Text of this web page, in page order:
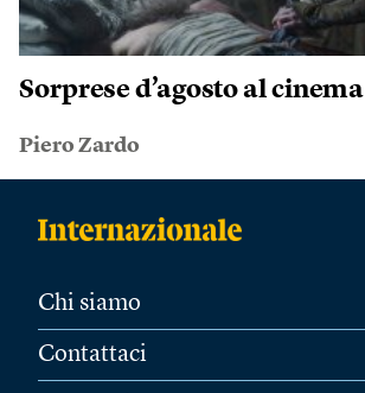
Sorprese d’agosto al cinema
Piero Zardo
Chi siamo
Contattaci